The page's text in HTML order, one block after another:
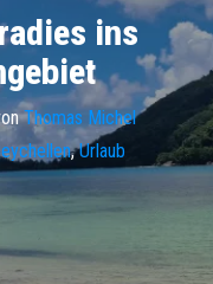
ins
Thomas Michel
,Urlaub